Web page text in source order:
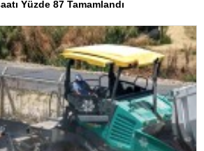
Yüzde 87 Tamamlandı